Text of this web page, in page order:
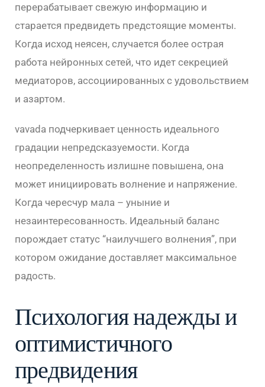
перерабатывает свежую информацию и
старается предвидеть предстоящие моменты.
Когда исход неясен, случается более острая
работа нейронных сетей, что идет секрецией
медиаторов, ассоциированных с удовольствием
и азартом.
vavada подчеркивает ценность идеального
градации непредсказуемости. Когда
неопределенность излишне повышена, она
может инициировать волнение и напряжение.
Когда чересчур мала – уныние и
незаинтересованность. Идеальный баланс
порождает статус “наилучшего волнения”, при
котором ожидание доставляет максимальное
радость.
Психология надежды и
оптимистичного
предвидения